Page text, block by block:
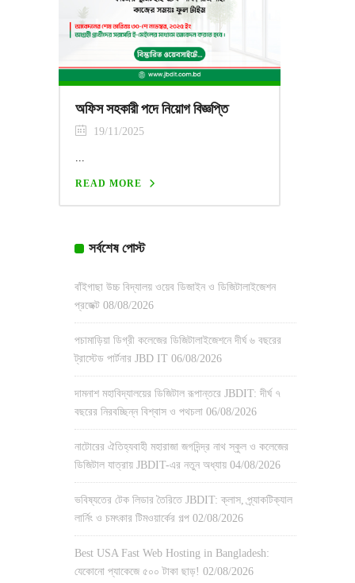
অফিস সহকারী পদে নিয়োগ বিজ্ঞপ্তি
19/11/2025
...
READ MORE
সর্বশেষ পোস্ট
বাঁইগাছা উচ্চ বিদ্যালয় ওয়েব ডিজাইন ও ডিজিটালাইজেশন
প্রজেক্ট 08/08/2026
পচামাড়িয়া ডিগ্রী কলেজের ডিজিটালাইজেশনে দীর্ঘ ৬ বছরের
ট্রাস্টেড পার্টনার JBD IT 06/08/2026
দামনাশ মহাবিদ্যালয়ের ডিজিটাল রূপান্তরে JBDIT: দীর্ঘ ৭
বছরের নিরবচ্ছিন্ন বিশ্বাস ও পথচলা 06/08/2026
নাটোরের ঐতিহ্যবাহী মহারাজা জগদিন্দ্র নাথ স্কুল ও কলেজের
ডিজিটাল যাত্রায় JBDIT-এর নতুন অধ্যায় 04/08/2026
ভবিষ্যতের টেক লিডার তৈরিতে JBDIT: ক্লাস, প্র্যাকটিক্যাল
লার্নিং ও চমৎকার টিমওয়ার্কের গল্প 02/08/2026
Best USA Fast Web Hosting in Bangladesh:
যেকোনো প্যাকেজে ৫০০ টাকা ছাড়! 02/08/2026